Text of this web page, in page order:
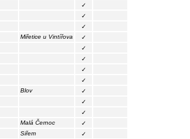
✓
✓
✓
Miřetice u Vintířova
✓
✓
✓
✓
✓
Blov
✓
✓
✓
Malá Černoc
✓
Siřem
✓